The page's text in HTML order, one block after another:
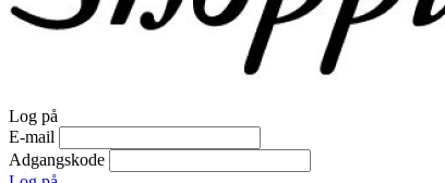
Log på
E-mail
Adgangskode